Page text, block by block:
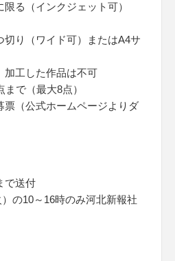
る（インクジェット可）
り（ワイド可）またはA4サ
工した作品は不可
で（最大8点）
（公式ホームページよりダ
で送付
の10～16時のみ河北新報社